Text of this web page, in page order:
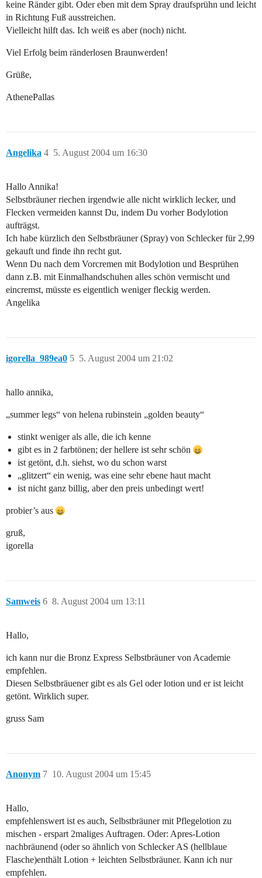
keine Ränder gibt. Oder eben mit dem Spray draufsprühn und leicht
in Richtung Fuß ausstreichen.
Vielleicht hilft das. Ich weiß es aber (noch) nicht.
Viel Erfolg beim ränderlosen Braunwerden!
Grüße,
AthenePallas
Angelika 5. August 2004 um 16:30
4
Hallo Annika!
Selbstbräuner riechen irgendwie alle nicht wirklich lecker, und
Flecken vermeiden kannst Du, indem Du vorher Bodylotion
aufträgst.
Ich habe kürzlich den Selbstbräuner (Spray) von Schlecker für 2,99
gekauft und finde ihn recht gut.
Wenn Du nach dem Vorcremen mit Bodylotion und Besprühen
dann z.B. mit Einmalhandschuhen alles schön vermischt und
eincremst, müsste es eigentlich weniger fleckig werden.
Angelika
igorella_989ea0 5. August 2004 um 21:02
5
hallo annika,
„summer legs“ von helena rubinstein „golden beauty“
stinkt weniger als alle, die ich kenne
gibt es in 2 farbtönen; der hellere ist sehr schön
ist getönt, d.h. siehst, wo du schon warst
„glitzert“ ein wenig, was eine sehr ebene haut macht
ist nicht ganz billig, aber den preis unbedingt wert!
probier’s aus
gruß,
igorella
Samweis 8. August 2004 um 13:11
6
Hallo,
ich kann nur die Bronz Express Selbstbräuner von Academie
empfehlen.
Diesen Selbstbräuener gibt es als Gel oder lotion und er ist leicht
getönt. Wirklich super.
gruss Sam
Anonym 10. August 2004 um 15:45
7
Hallo,
empfehlenswert ist es auch, Selbstbräuner mit Pflegelotion zu
mischen - erspart 2maliges Auftragen. Oder: Apres-Lotion
nachbräunend (oder so ähnlich von Schlecker AS (hellblaue
Flasche)enthält Lotion + leichten Selbstbräuner. Kann ich nur
empfehlen.